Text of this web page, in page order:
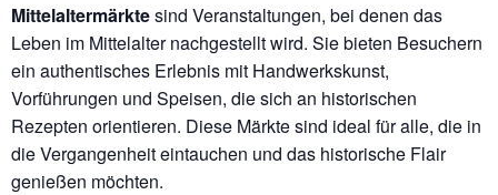
Mittelaltermärktesind Veranstaltungen, bei denen das
Leben im Mittelalter nachgestellt wird. Sie bieten Besuchern
ein authentisches Erlebnis mit Handwerkskunst,
Vorführungen und Speisen, die sich an historischen
Rezepten orientieren. Diese Märkte sind ideal für alle, die in
die Vergangenheit eintauchen und das historische Flair
genießen möchten.